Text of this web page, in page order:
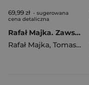
69,99 zł - sugerowana
cena detaliczna
Rafał Majka. Zawsze z przodu. Rozmawia Tomasz Kalemba - książka z autografem
Rafał Majka, Tomasz Kalemba